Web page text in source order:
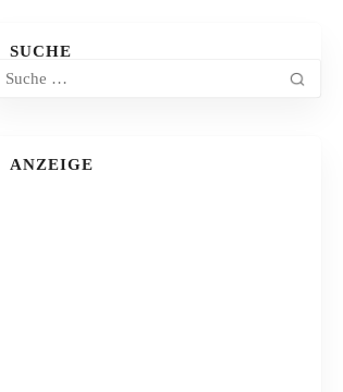
SUCHE
ANZEIGE